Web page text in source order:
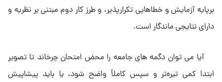
برپایه آزمایش و خطاهایى تکرارپذیر، و طرز کار دوم مبتنى بر نظریه و
داراى نتایجى ماندگار است.
آیا مى توان دگمه هاى جامعه را محض امتحان چرخاند تا تصویر
ابتدا کمى تیره‌تر و سپس کاملاً واضح شود، یا باید پیشاپیش